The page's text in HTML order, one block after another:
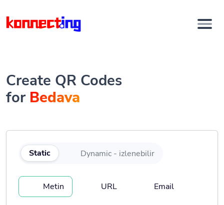
Create QR Codes
for Bedava
Static Dynamic - izlenebilir
Metin URL Email